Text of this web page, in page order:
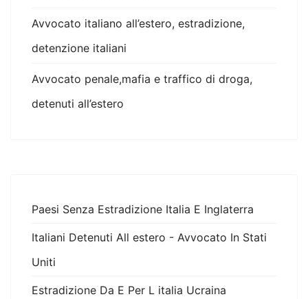
Avvocato italiano all’estero, estradizione,
detenzione italiani
Avvocato penale,mafia e traffico di droga,
detenuti all’estero
Paesi Senza Estradizione Italia E Inglaterra
Italiani Detenuti All estero - Avvocato In Stati
Uniti
Estradizione Da E Per L italia Ucraina